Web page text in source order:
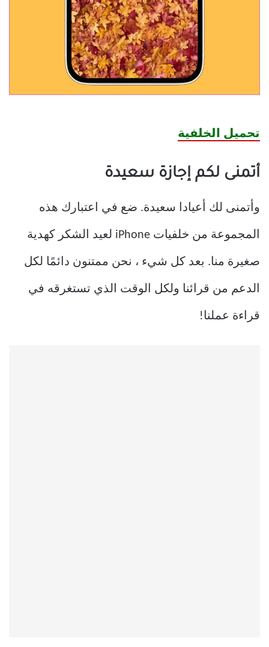
تحميل الخلفية
أتمنى لكم إجازة سعيدة
وأتمنى لك أعيادا سعيدة. ضع في اعتبارك هذه
المجموعة من خلفيات iPhone لعيد الشكر كهدية
صغيرة منا. بعد كل شيء ، نحن ممتنون دائمًا لكل
الدعم من قرائنا ولكل الوقت الذي تستغرقه في
قراءة عملنا!